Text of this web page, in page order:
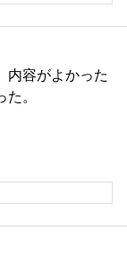
内容がよかった
。